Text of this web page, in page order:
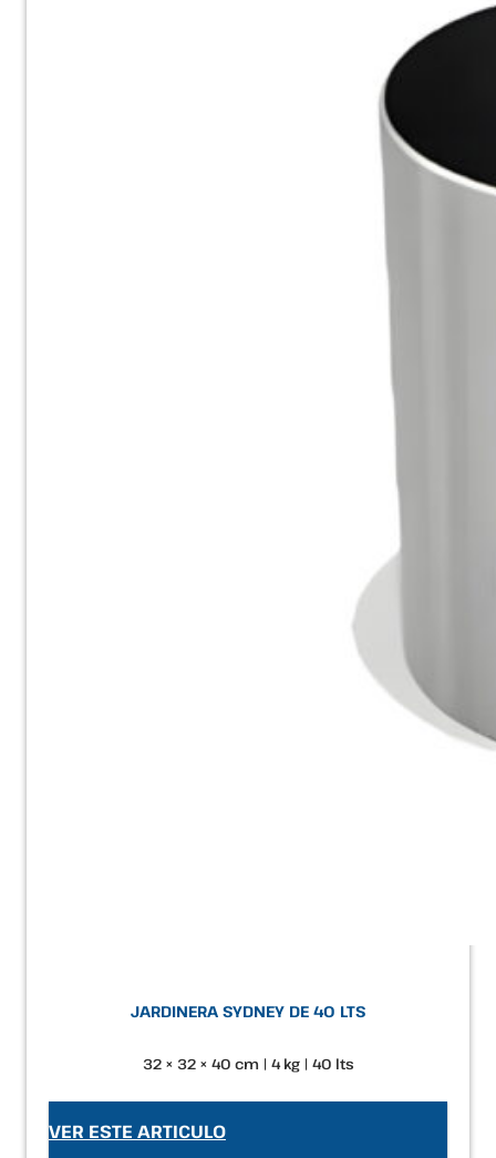
JARDINERA SYDNEY DE 40 LTS
32 × 32 × 40 cm | 4 kg | 40 lts
VER ESTE ARTICULO